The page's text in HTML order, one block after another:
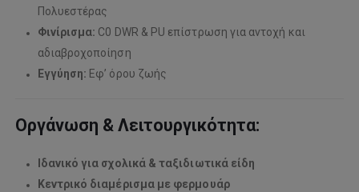
Πολυεστέρας
Φινίρισμα: C0 DWR & PU επίστρωση για αντοχή και
αδιαβροχοποίηση
Εγγύηση: Εφ’ όρου ζωής
Οργάνωση & Λειτουργικότητα:
Ιδανικό για σχολικά & ταξιδιωτικά είδη
Κεντρικό διαμέρισμα με φερμουάρ